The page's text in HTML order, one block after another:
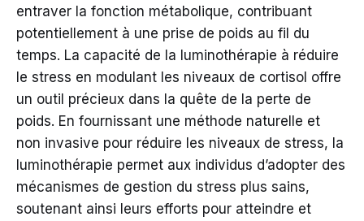
entraver la fonction métabolique, contribuant
potentiellement à une prise de poids au fil du
temps. La capacité de la luminothérapie à réduire
le stress en modulant les niveaux de cortisol offre
un outil précieux dans la quête de la perte de
poids. En fournissant une méthode naturelle et
non invasive pour réduire les niveaux de stress, la
luminothérapie permet aux individus d’adopter des
mécanismes de gestion du stress plus sains,
soutenant ainsi leurs efforts pour atteindre et